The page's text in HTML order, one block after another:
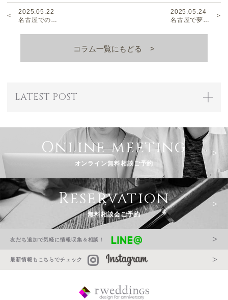
2025.05.22
名古屋での…
2025.05.24
名古屋で夢…
コラム一覧にもどる
LATEST POST
Online meeting
オンライン無料相談ご予約
Reservation
無料相談会ご予約
友だち追加で気軽に情報収集＆相談！
最新情報もこちらでチェック